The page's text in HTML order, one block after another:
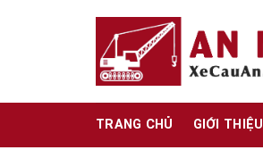
TRANG CHỦ GIỚI THIỆU